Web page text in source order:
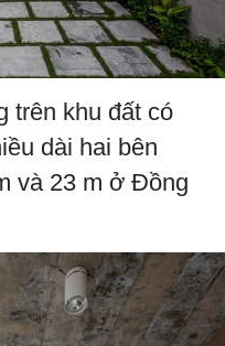
trên khu đất có
dài hai bên
và 23 m ở Đồng